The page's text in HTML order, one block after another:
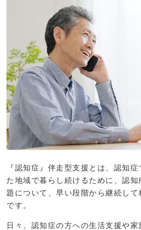
『認知症』伴走型支援とは、認知
た地域で暮らし続けるために、認知
題について、早い段階から継続し
です。
日々、認知症の方への生活支援や家